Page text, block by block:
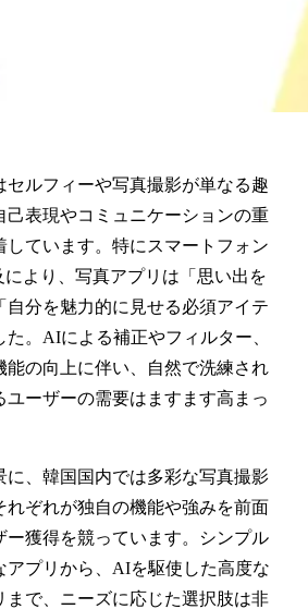
セルフィーや写真撮影が単なる趣
己表現やコミュニケーションの重
しています。特にスマートフォン
により、写真アプリは「思い出を
自分を魅力的に見せる必須アイテ
た。AIによる補正やフィルター、
能の向上に伴い、自然で洗練され
ユーザーの需要はますます高まっ
に、韓国国内では多彩な写真撮影
れぞれが独自の機能や強みを前面
ー獲得を競っています。シンプル
アプリから、AIを駆使した高度な
まで、ニーズに応じた選択肢は非